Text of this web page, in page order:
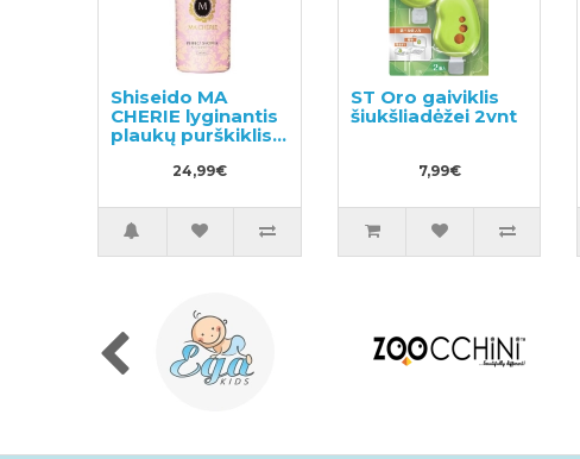
Shiseido MA
CHERIE lyginantis
plaukų purškiklis
karščio 250ml
24,99€
ST Oro gaiviklis
šiukšliadėžei 2vnt
7,99€